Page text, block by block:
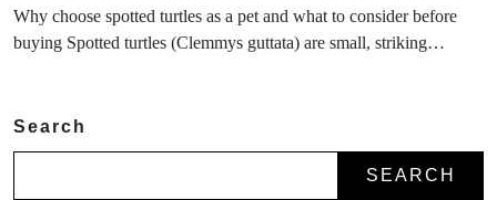
Why choose spotted turtles as a pet and what to consider before
buying Spotted turtles (Clemmys guttata) are small, striking…
Search
SEARCH